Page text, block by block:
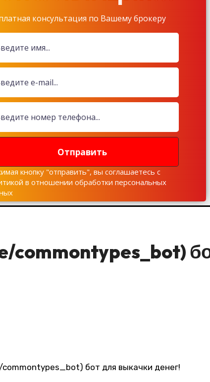
консультация по Вашему брокеру
Отправить
кнопку "отправить", вы соглашаетесь с
в отношении обработки персональных
commontypes_bot)